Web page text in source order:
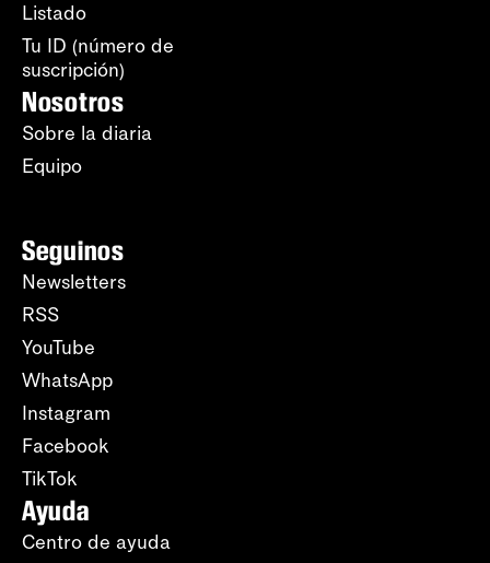
Listado
Tu ID (número de
suscripción)
Nosotros
Sobre la diaria
Equipo
Seguinos
Newsletters
RSS
YouTube
WhatsApp
Instagram
Facebook
TikTok
Ayuda
Centro de ayuda